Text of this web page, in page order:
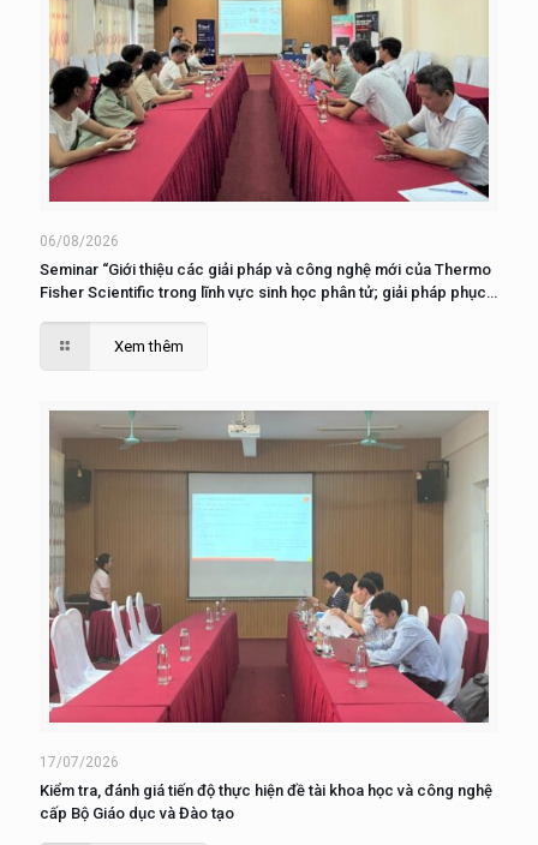
06/08/2026
Seminar “Giới thiệu các giải pháp và công nghệ mới của Thermo
Fisher Scientific trong lĩnh vực sinh học phân tử; giải pháp phục
Xem thêm
17/07/2026
Kiểm tra, đánh giá tiến độ thực hiện đề tài khoa học và công nghệ
cấp Bộ Giáo dục và Đào tạo